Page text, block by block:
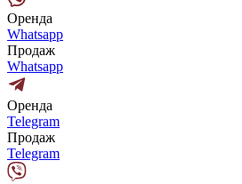
Оренда
Whatsapp
Продаж
Whatsapp
Оренда
Telegram
Продаж
Telegram